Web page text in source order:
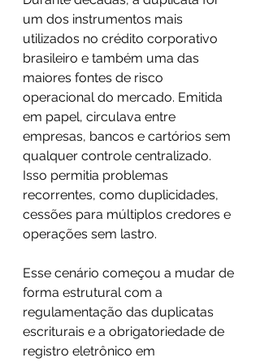
um dos instrumentos mais
utilizados no crédito corporativo
brasileiro e também uma das
maiores fontes de risco
operacional do mercado. Emitida
em papel, circulava entre
empresas, bancos e cartórios sem
qualquer controle centralizado.
Isso permitia problemas
recorrentes, como duplicidades,
cessões para múltiplos credores e
operações sem lastro.
Esse cenário começou a mudar de
forma estrutural com a
regulamentação das duplicatas
escriturais e a obrigatoriedade de
registro eletrônico em